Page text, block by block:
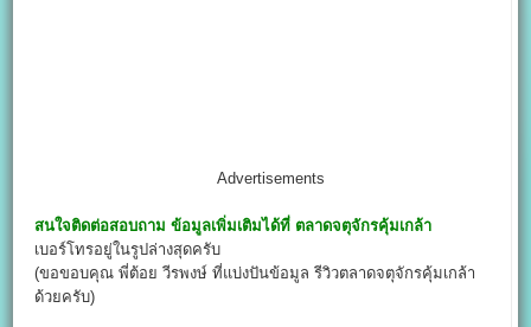
Advertisements
สนใจติดต่อสอบถาม ข้อมูลเพิ่มเติมได้ที่ ตลาดจตุจักรคุ้มเกล้า
เบอร์โทรอยู่ในรูปล่างสุดครับ
(ขอขอบคุณ พี่ต้อย วีรพงษ์ ที่แบ่งปันข้อมูล รีวิวตลาดจตุจักรคุ้มเกล้า
ด้วยครับ)